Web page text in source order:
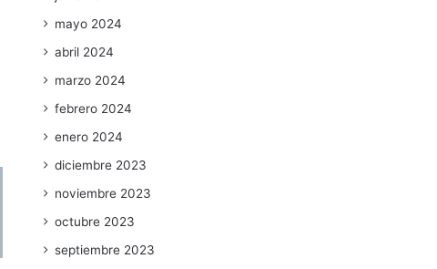
mayo 2024
abril 2024
marzo 2024
febrero 2024
enero 2024
diciembre 2023
noviembre 2023
octubre 2023
septiembre 2023